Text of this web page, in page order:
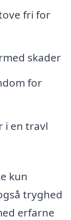
fri for
skader
for
i en travl
kun
tryghed
erfarne